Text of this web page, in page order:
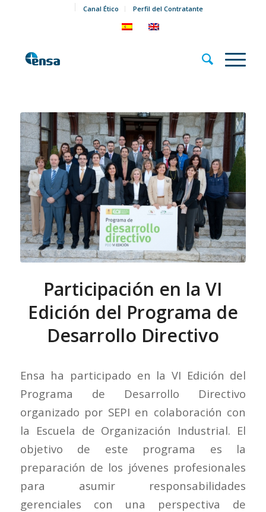
Canal Ético Perfil del Contratante
Participación en la VI
Edición del Programa de
Desarrollo Directivo
Ensa ha participado en la VI Edición del
Programa de Desarrollo Directivo
organizado por SEPI en colaboración con
la Escuela de Organización Industrial. El
objetivo de este programa es la
preparación de los jóvenes profesionales
para asumir responsabilidades
gerenciales con una perspectiva de